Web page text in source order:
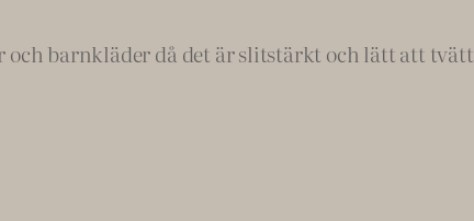
barnkläder då det är slitstärkt och lätt att